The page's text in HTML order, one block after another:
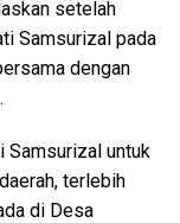
setelah
Samsurizal pada
dengan
Samsurizal untuk
terlebih
di Desa